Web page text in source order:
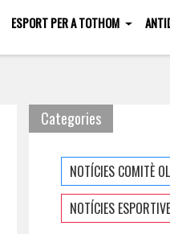
ESPORT PER A TOTHOM
Categories
NOTÍCIES COMITÈ
NOTÍCIES